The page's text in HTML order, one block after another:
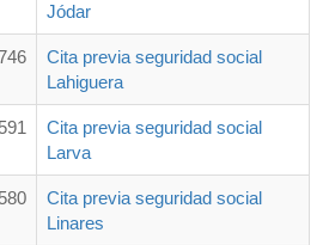
Jódar
Cita previa seguridad social
Lahiguera
Cita previa seguridad social
Larva
Cita previa seguridad social
Linares